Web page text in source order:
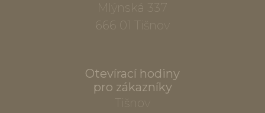
Mlýnská 337
666 01 Tišnov
Otevírací hodiny
pro zákazníky
Tišnov